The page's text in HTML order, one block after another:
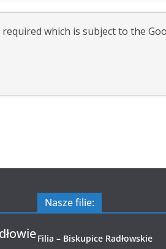
which is subject to the
Nasze filie:
Filia – Biskupice Radłowskie